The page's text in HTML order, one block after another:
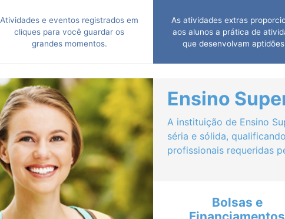
Atividades e eventos registrados em
cliques para você guardar os
grandes momentos.
As atividades extras
aos alunos a prática de
que desenvolvam
convivência em grupos
Ensino
A instituição de Ensino
séria e sólida,
profissionais requeridas
Bolsas e